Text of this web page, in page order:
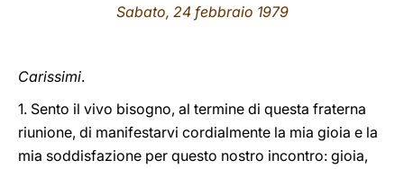
LATINE
Sabato, 24 febbraio 1979
Carissimi.
1. Sento il vivo bisogno, al termine di questa fraterna
riunione, di manifestarvi cordialmente la mia gioia e la
mia soddisfazione per questo nostro incontro: gioia,